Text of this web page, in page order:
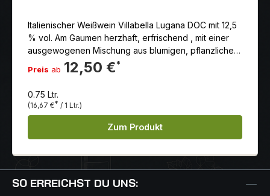
Italienischer Weißwein Villabella Lugana DOC mit 12,5
% vol. Am Gaumen herzhaft, erfrischend , mit einer
ausgewogenen Mischung aus blumigen, pflanzlichen
und fruchtigen Noten und eleganten Anklängen von
Mineralität im Nachgeschmack, wie es für das
Preis ab 12,50 €*
0.75 Ltr.
(16,67 €* / 1 Ltr.)
Zum Produkt
SO ERREICHST DU UNS: